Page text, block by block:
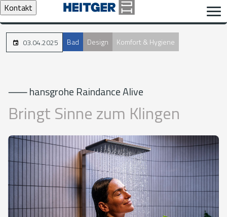
Kontakt
03.04.2025 Bad Design Komfort & Hygiene
⸺ hansgrohe Raindance Alive
Bringt Sinne zum Klingen